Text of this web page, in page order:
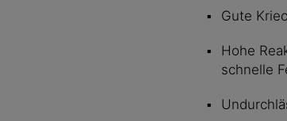
Gute
Hohe
schnelle